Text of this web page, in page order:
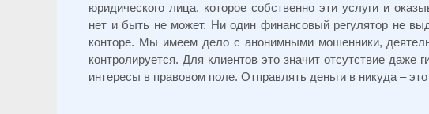
юридического лица, которое собственно эти услуги и
нет и быть не может. Ни один финансовый регулятор не
конторе. Мы имеем дело с анонимными мошенники,
контролируется. Для клиентов это значит отсутствие даже
интересы в правовом поле. Отправлять деньги в никуда –